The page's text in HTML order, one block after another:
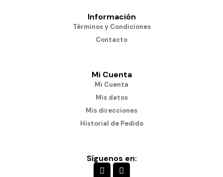
Información
Términos y Condiciones
Contacto
Mi Cuenta
Mi Cuenta
Mis datos
Mis direcciones
Historial de Pedido
Síguenos en: